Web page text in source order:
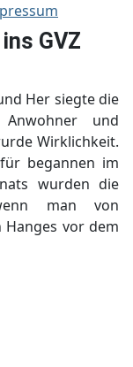
GVZ
Her siegte die
und
Wirklichkeit.
begannen im
wurden die
man von
vor dem